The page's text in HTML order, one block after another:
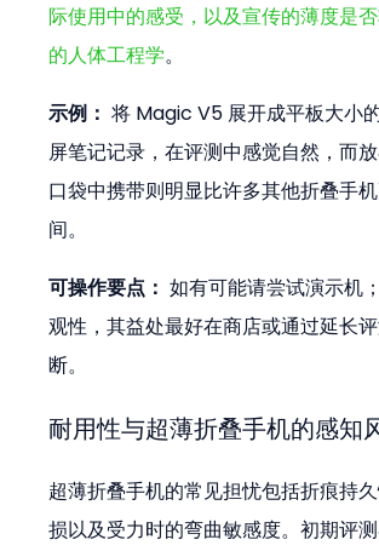
际使用中的感受，以及宣传的薄度是
的人体工程学。
示例： 将 Magic V5 展开成平板大小
屏笔记记录，在评测中感觉自然，而
口袋中携带则明显比许多其他折叠手
间。
可操作要点： 如有可能请尝试演示机
观性，其益处最好在商店或通过延长
断。
耐用性与超薄折叠手机的感知
超薄折叠手机的常见担忧包括折痕持
损以及受力时的弯曲敏感度。初期评